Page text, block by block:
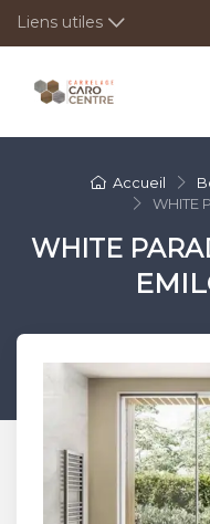
Liens utiles
Accueil
WHITE
WHITE